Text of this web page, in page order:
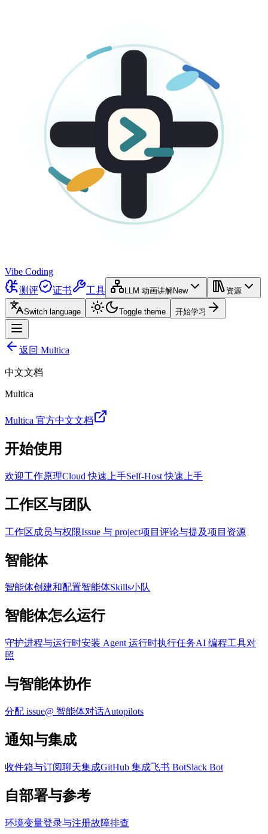
Vibe Coding
测评
证书 工具 LLM 动画讲解New 资源
Switch language Toggle theme 开始学习
返回 Multica
中文文档
Multica
Multica 官方中文文档
开始使用
欢迎工作原理Cloud 快速上手Self-Host 快速上手
工作区与团队
工作区成员与权限Issue 与 project项目 评论与提及项目资源
智能体
智能体创建和配置智能体Skills小队
智能体怎么运行
守护进程与运行时安装 Agent 运行时执行任务AI 编程工具对
照
与智能体协作
分配 issue@ 智能体对话Autopilots
通知与集成
收件箱与订阅聊天集成GitHub 集成飞书 BotSlack Bot
自部署与参考
环境变量登录与注册故障排查